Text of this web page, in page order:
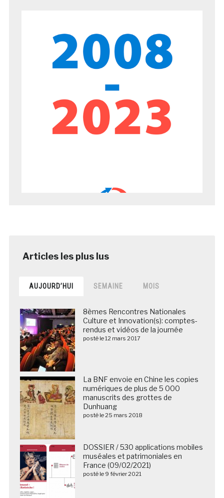
AUJOURD’HUI SEMAINE MOIS
8èmes Rencontres Nationales
Culture et Innovation(s): comptes-
rendus et vidéos de la journée
posté le 12 mars 2017
La BNF envoie en Chine les copies
numériques de plus de 5 000
manuscrits des grottes de
Dunhuang
posté le 25 mars 2018
DOSSIER / 530 applications mobiles
muséales et patrimoniales en
France (09/02/2021)
posté le 9 février 2021